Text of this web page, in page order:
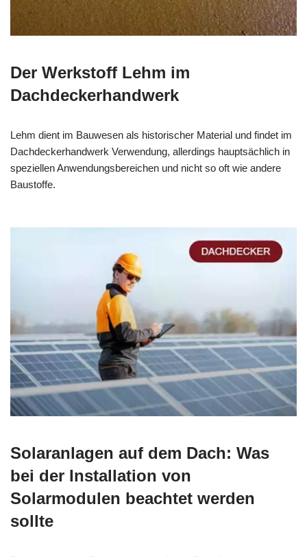
Der Werkstoff Lehm im
Dachdeckerhandwerk
Lehm dient im Bauwesen als historischer Material und findet im
Dachdeckerhandwerk Verwendung, allerdings hauptsächlich in
speziellen Anwendungsbereichen und nicht so oft wie andere
Baustoffe.
Solaranlagen auf dem Dach: Was
bei der Installation von
Solarmodulen beachtet werden
sollte